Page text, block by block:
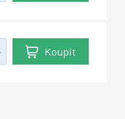
Koupit